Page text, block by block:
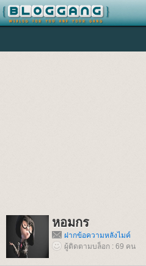
หอมกร
ฝากข้อความหลังไมค์
ผู้ติดตามบล็อก : 69 คน